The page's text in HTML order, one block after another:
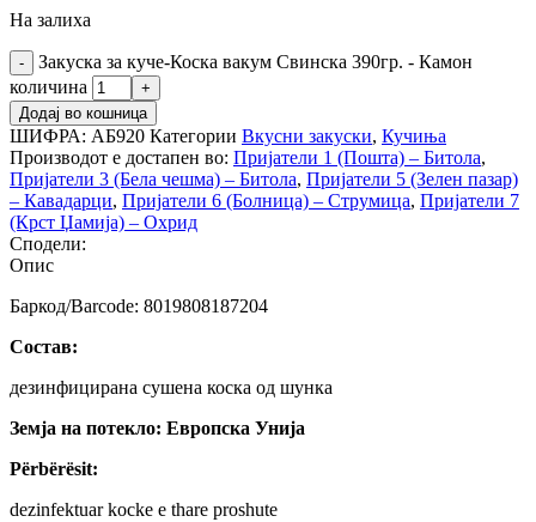
На залиха
Закуска за куче-Коска вакум Свинска 390гр. - Камон
количина
Додај во кошница
ШИФРА: АБ920 Категории Вкусни закуски, Кучиња
Производот е достапен во: Пријатели 1 (Пошта) – Битола,
Пријатели 3 (Бела чешма) – Битола, Пријатели 5 (Зелен пазар)
– Кавадарци, Пријатели 6 (Болница) – Струмица, Пријатели 7
(Крст Џамија) – Охрид
Сподели:
Опис
Баркод/Barcode: 8019808187204
Состав:
дезинфицирана сушена коска од шунка
Земја на потекло: Европска Унија
Përbërësit:
dezinfektuar kocke e thare proshute